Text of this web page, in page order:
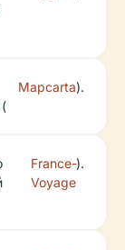
Mapcarta).
France-
Voyage
).